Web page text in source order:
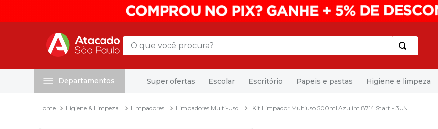
O que você procura?
Departamentos Super ofertas Escolar Escritório Papeis e pastas Higiene e limpeza
Higiene & Limpeza Limpadores Limpadores Multi-Uso Kit Limpador Multiuso 500ml Azulim 8714 Start - 3UN